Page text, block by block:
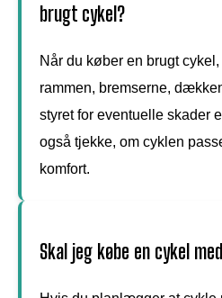
brugt cykel?
Når du køber en brugt
rammen, bremserne,
styret for eventuelle skader
også tjekke, om cyklen
komfort.
Skal jeg købe en cykel